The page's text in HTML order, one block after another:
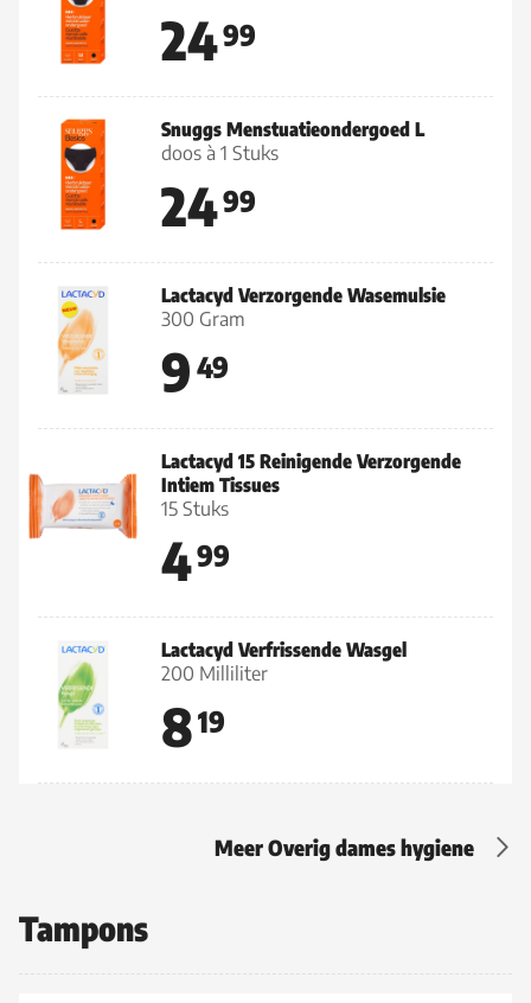
2499
Snuggs Menstuatieondergoed L
doos à 1 Stuks
2499
Lactacyd Verzorgende Wasemulsie
300 Gram
9 49
Lactacyd 15 Reinigende Verzorgende
Intiem Tissues
15 Stuks
499
Lactacyd Verfrissende Wasgel
200 Milliliter
819
Meer Overig dames hygiene
Tampons